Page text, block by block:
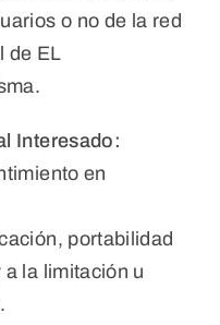
o no de la red
de EL
Interesado:
en
portabilidad
la limitación u